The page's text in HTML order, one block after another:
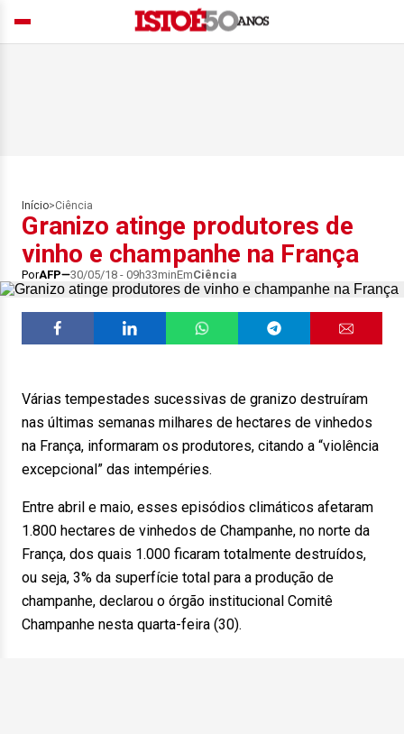
Início>Ciência
Granizo atinge produtores de
vinho e champanhe na França
PorAFP 30/05/18 - 09h33minEmCiência
Várias tempestades sucessivas de granizo destruíram
nas últimas semanas milhares de hectares de vinhedos
na França, informaram os produtores, citando a “violência
excepcional” das intempéries.
Entre abril e maio, esses episódios climáticos afetaram
1.800 hectares de vinhedos de Champanhe, no norte da
França, dos quais 1.000 ficaram totalmente destruídos,
ou seja, 3% da superfície total para a produção de
champanhe, declarou o órgão institucional Comitê
Champanhe nesta quarta-feira (30).